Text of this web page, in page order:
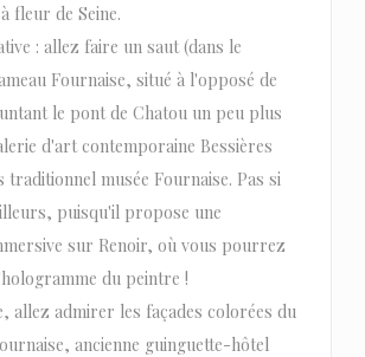
fleur de Seine.
: allez faire un saut (dans le
Fournaise, situé à l'opposé de
le pont de Chatou un peu plus
d'art contemporaine Bessières
traditionnel musée Fournaise. Pas si
puisqu'il propose une
sur Renoir, où vous pourrez
du peintre !
allez admirer les façades colorées du
ancienne guinguette-hôtel